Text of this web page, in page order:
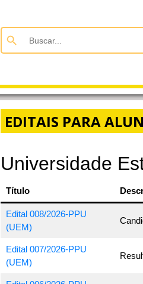
Search
for:
Search Button
EDITAIS PARA
Universidade
Título
Edital 008/2026-PPU
(UEM)
Edital 007/2026-PPU
(UEM)